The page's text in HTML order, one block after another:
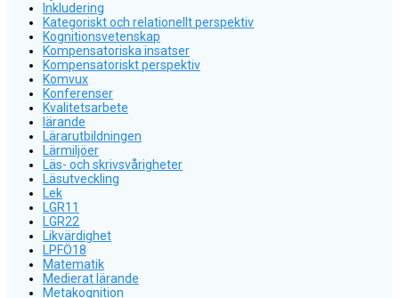
Inkludering
Kategoriskt och relationellt perspektiv
Kognitionsvetenskap
Kompensatoriska insatser
Kompensatoriskt perspektiv
Komvux
Konferenser
Kvalitetsarbete
lärande
Lärarutbildningen
Lärmiljöer
Läs- och skrivsvårigheter
Läsutveckling
Lek
LGR11
LGR22
Likvärdighet
LPFÖ18
Matematik
Medierat lärande
Metakognition